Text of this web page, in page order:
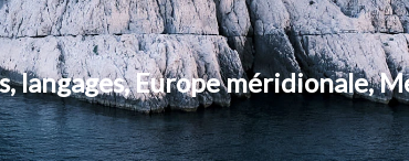
langages, Europe méridionale,